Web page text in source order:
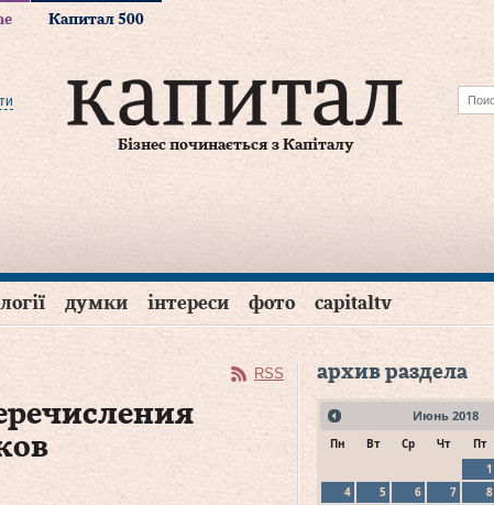
Капитал 500
Бізнес починається з Капіталу
думки інтереси фото capitaltv
RSS архив раздела
Июнь 2018
Пн Вт Ср Чт Пт
1
4
5 6 7 8